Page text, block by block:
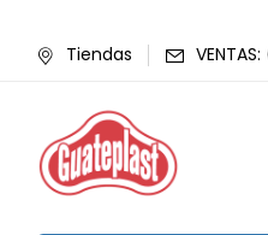
Tiendas